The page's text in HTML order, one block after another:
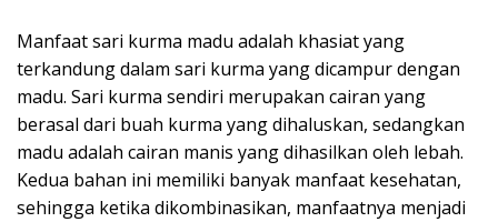
Manfaat sari kurma madu adalah khasiat yang
terkandung dalam sari kurma yang dicampur dengan
madu. Sari kurma sendiri merupakan cairan yang
berasal dari buah kurma yang dihaluskan, sedangkan
madu adalah cairan manis yang dihasilkan oleh lebah.
Kedua bahan ini memiliki banyak manfaat kesehatan,
sehingga ketika dikombinasikan, manfaatnya menjadi